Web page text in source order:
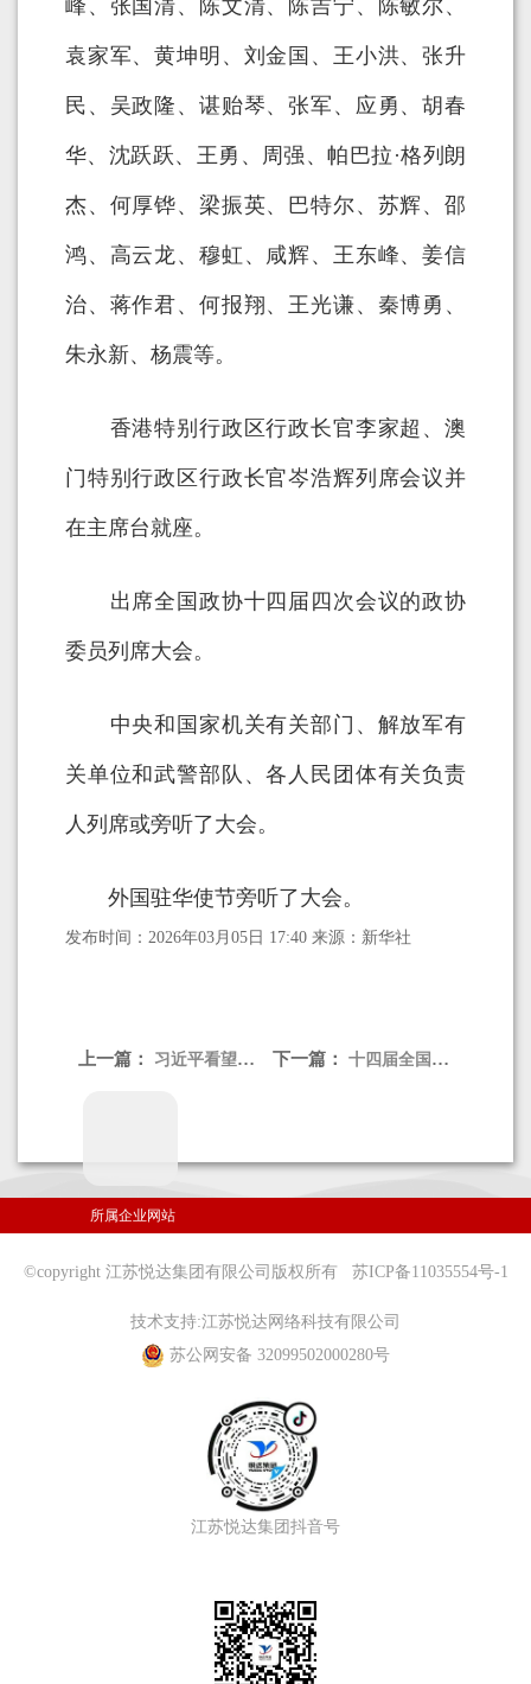
播
放
视
峰、张国清、陈文清、陈吉宁、陈敏尔、
袁家军、黄坤明、刘金国、王小洪、张升
民、吴政隆、谌贻琴、张军、应勇、胡春
华、沈跃跃、王勇、周强、帕巴拉·格列朗
杰、何厚铧、梁振英、巴特尔、苏辉、邵
鸿、高云龙、穆虹、咸辉、王东峰、姜信
治、蒋作君、何报翔、王光谦、秦博勇、
朱永新、杨震等。
香港特别行政区行政长官李家超、澳
门特别行政区行政长官岑浩辉列席会议并
在主席台就座。
出席全国政协十四届四次会议的政协
委员列席大会。
中央和国家机关有关部门、解放军有
关单位和武警部队、各人民团体有关负责
人列席或旁听了大会。
外国驻华使节旁听了大会。
发布时间：2026年03月05日 17:40 来源：新华社
上一篇： 习近平看望参加政协会议的农工党九三学社医药卫生界社会福利和社会保障界委员 下一篇：十四届全国人大四次会议在京闭幕
所属企业网站
©copyright 江苏悦达集团有限公司版权所有 苏ICP备11035554号-1
技术支持:江苏悦达网络科技有限公司
苏公网安备 32099502000280号
江苏悦达集团抖音号